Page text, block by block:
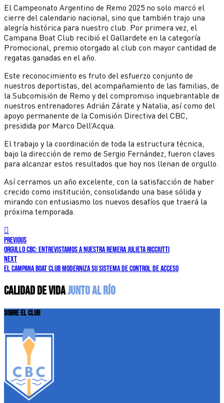
El Campeonato Argentino de Remo 2025 no solo marcó el
cierre del calendario nacional, sino que también trajo una
alegría histórica para nuestro club. Por primera vez, el
Campana Boat Club recibió el Gallardete en la categoría
Promocional, premio otorgado al club con mayor cantidad de
regatas ganadas en el año.
Este reconocimiento es fruto del esfuerzo conjunto de
nuestros deportistas, del acompañamiento de las familias, de
la Subcomisión de Remo y del compromiso inquebrantable de
nuestros entrenadores Adrián Zárate y Natalia, así como del
apoyo permanente de la Comisión Directiva del CBC,
presidida por Marco Dell’Acqua.
El trabajo y la coordinación de toda la estructura técnica,
bajo la dirección de remo de Sergio Fernández, fueron claves
para alcanzar estos resultados que hoy nos llenan de orgullo.
Así cerramos un año excelente, con la satisfacción de haber
crecido como institución, consolidando una base sólida y
mirando con entusiasmo los nuevos desafíos que traerá la
próxima temporada.
previous
Orgullo CBC: entrevistamos a nuestra remera Julieta Ricciutti
next
El Campana Boat Club moderniza su sistema de control de acceso
CALIDAD DE VIDAJUNTO AL RÍO
SOBRE EL CLUB